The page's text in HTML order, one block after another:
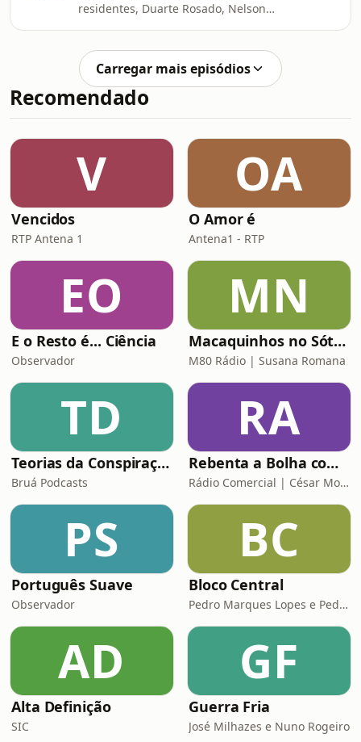
residentes, Duarte Rosado, Nelson
aparência de bem.
🙏-⁠⁠⁠⁠#jesuitas⁠⁠⁠⁠ ⁠⁠⁠⁠⁠⁠#companhiadejesus⁠⁠⁠⁠ ⁠⁠⁠⁠#provocasj⁠⁠⁠⁠
Carregar mais episódios
Recomendado
V
Vencidos
RTP Antena 1
OA
O Amor é
Antena1 - RTP
EO
E o Resto é... Ciência
Observador
MN
Macaquinhos no Sótão
M80 Rádio | Susana Romana
TD
Teorias da Conspiração
Bruá Podcasts
RA
Rebenta a Bolha com César Mourão
Rádio Comercial | César Mourão
PS
Português Suave
Observador
BC
Bloco Central
Pedro Marques Lopes e Pedro Siza Vieira
AD
Alta Definição
SIC
GF
Guerra Fria
José Milhazes e Nuno Rogeiro